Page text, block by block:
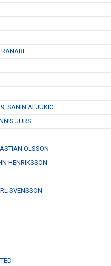
SANIN ALJUKIC
JÜRS
OLSSON
HENRIKSSON
SVENSSON